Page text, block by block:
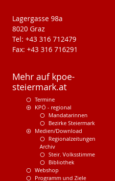
KPÖ-Steiermark
Lagergasse 98a
8020 Graz
Tel: +43 316 712479
Fax: +43 316 716291
Mehr auf kpoe-
steiermark.at
Termine
KPÖ - regional
Mandatarinnen
Bezirke Steiermark
Medien/Download
Regionalzeitungen
Archiv
Steir. Volksstimme
Bibliothek
Webshop
Programm und Ziele